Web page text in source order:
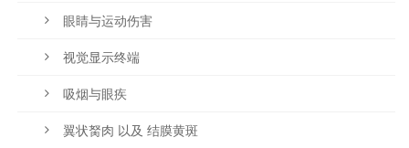
眼睛与运动伤害
视觉显示终端
吸烟与眼疾
翼状胬肉 以及 结膜黄斑